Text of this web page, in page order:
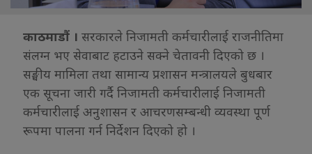
काठमाडौं । सरकारले निजामती कर्मचारीलाई राजनीतिमा
संलग्न भए सेवाबाट हटाउने सक्ने चेतावनी दिएको छ ।
सङ्घीय मामिला तथा सामान्य प्रशासन मन्त्रालयले बुधबार
एक सूचना जारी गर्दै निजामती कर्मचारीलाई निजामती
कर्मचारीलाई अनुशासन र आचरणसम्बन्धी व्यवस्था पूर्ण
रूपमा पालना गर्न निर्देशन दिएको हो ।